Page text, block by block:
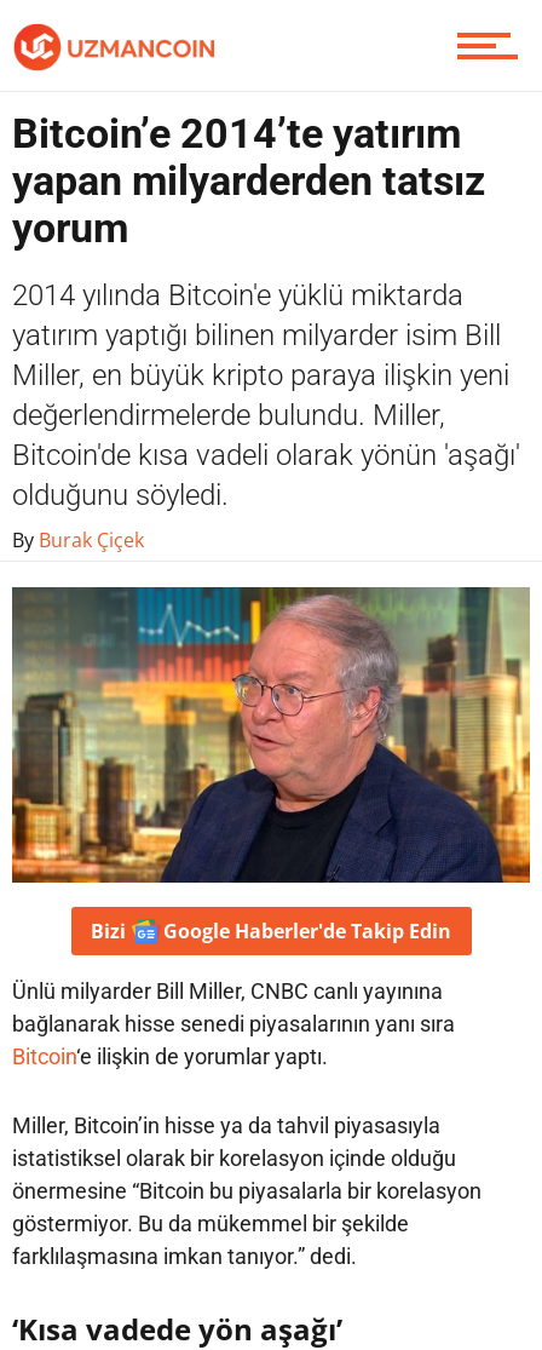
Piyasa
Soru Sor
Contact / İletişim
Bitcoin’e 2014’te yatırım
yapan milyarderden tatsız
yorum
2014 yılında Bitcoin'e yüklü miktarda
yatırım yaptığı bilinen milyarder isim Bill
Miller, en büyük kripto paraya ilişkin yeni
değerlendirmelerde bulundu. Miller,
Bitcoin'de kısa vadeli olarak yönün 'aşağı'
olduğunu söyledi.
By Burak Çiçek
Bizi Google Haberler'deTakip Edin
Ünlü milyarder Bill Miller, CNBC canlı yayınına
bağlanarak hisse senedi piyasalarının yanı sıra
Bitcoin‘e ilişkin de yorumlar yaptı.
Miller, Bitcoin’in hisse ya da tahvil piyasasıyla
istatistiksel olarak bir korelasyon içinde olduğu
önermesine “Bitcoin bu piyasalarla bir korelasyon
göstermiyor. Bu da mükemmel bir şekilde
farklılaşmasına imkan tanıyor.” dedi.
‘Kısa vadede yön aşağı’